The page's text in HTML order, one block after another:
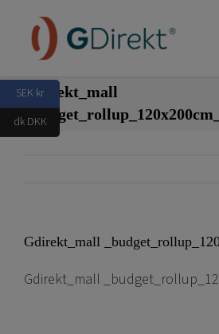
innehållet
Gdirekt_mall
Gdirekt_mall
Gdirekt_mall
SEK kr
dk DKK